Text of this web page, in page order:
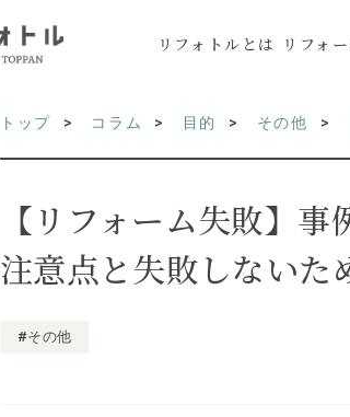
リフォトルとは リフォ
トップ コラム 目的 その他
【リフォーム失敗】
注意点と失敗しないた
#その他